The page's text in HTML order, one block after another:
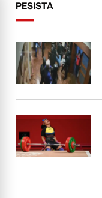
PESISTA